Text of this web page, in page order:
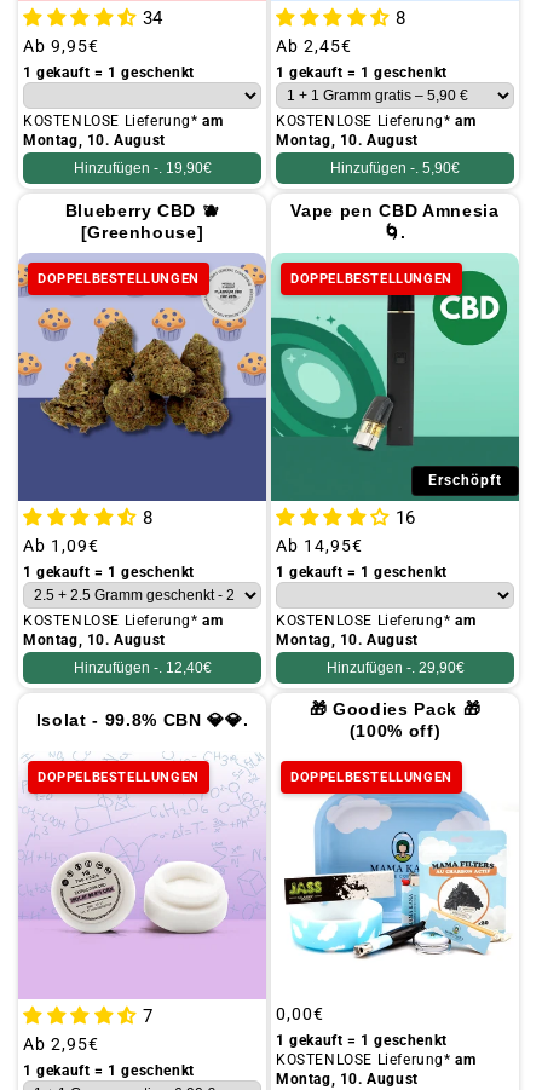
34
Üblicher
Preis
Ab 9,95€
1 gekauft = 1 geschenkt
KOSTENLOSE Lieferung*am
Montag, 10. August
Hinzufügen -. 19,90€
8
Üblicher
Preis
Ab 2,45€
1 gekauft = 1 geschenkt
KOSTENLOSE Lieferung*am
Montag, 10. August
Hinzufügen -. 5,90€
Blueberry CBD 🫐
[Greenhouse]
DOPPELBESTELLUNGEN
8
Üblicher
Preis
Ab 1,09€
1 gekauft = 1 geschenkt
KOSTENLOSE Lieferung*am
Montag, 10. August
Hinzufügen -. 12,40€
Vape pen CBD Amnesia
🌀.
DOPPELBESTELLUNGEN
Erschöpft
16
Üblicher
Preis
Ab 14,95€
1 gekauft = 1 geschenkt
KOSTENLOSE Lieferung*am
Montag, 10. August
Hinzufügen -. 29,90€
Isolat - 99.8% CBN 💎💎.
DOPPELBESTELLUNGEN
7
Üblicher
Preis
Ab 2,95€
1 gekauft = 1 geschenkt
🎁 Goodies Pack 🎁
(100% off)
DOPPELBESTELLUNGEN
Üblicher
Preis
0,00€
1 gekauft = 1 geschenkt
KOSTENLOSE Lieferung*am
Montag, 10. August